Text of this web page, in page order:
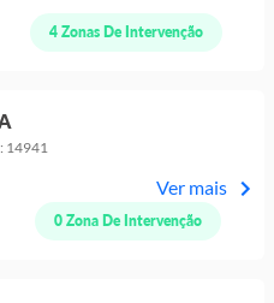
4 Zonas De Intervenção
0 Zona De Intervenção
Ver mais
14941